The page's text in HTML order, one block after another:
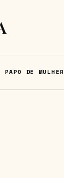
PAPO DE MULHER